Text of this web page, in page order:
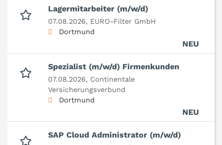
Lagermitarbeiter (m/w/d)
07.08.2026, EURO-Filter GmbH
Dortmund
NEU
Spezialist (m/w/d) Firmenkunden
07.08.2026, Continentale
Versicherungsverbund
Dortmund
NEU
SAP Cloud Administrator (m/w/d)